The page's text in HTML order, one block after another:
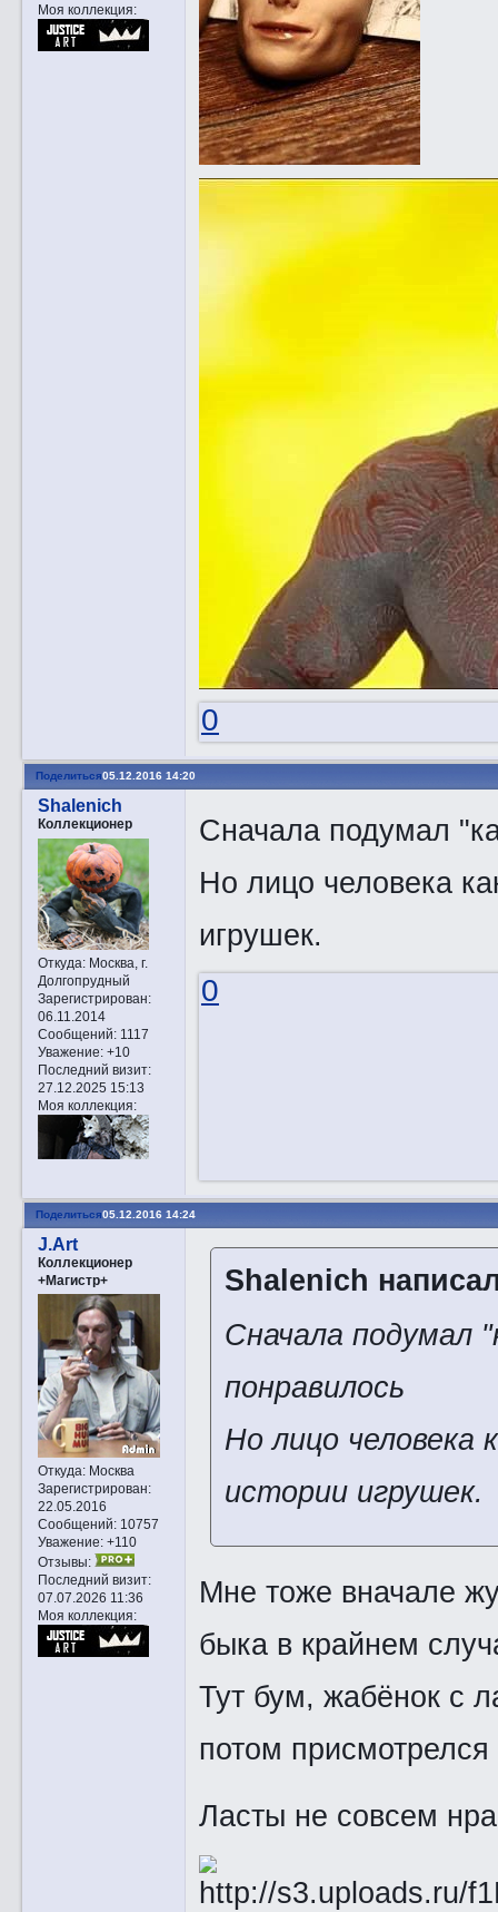
Моя коллекция:
0
Поделиться05.12.2016 14:20
Shalenich
Коллекционер
Откуда:Москва, г.
Долгопрудный
Зарегистрирован:
06.11.2014
Сообщений:1117
Уважение: +10
Последний визит:
27.12.2025 15:13
Моя коллекция:
Сначала подумал
Но лицо человека
игрушек.
0
Поделиться05.12.2016 14:24
J.Art
Коллекционер
+Магистр+
Откуда:Москва
Зарегистрирован:
22.05.2016
Сообщений:10757
Уважение: +110
Отзывы:
Последний визит:
07.07.2026 11:36
Моя коллекция:
Shalenich
Сначала подумал
понравилось
Но лицо человека
истории игрушек.
Мне тоже вначале
быка в крайнем
Тут бум, жабёнок с
потом
Ласты не совсем